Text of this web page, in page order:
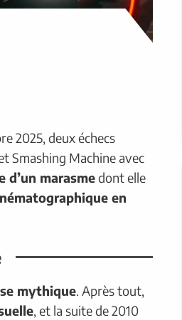
2025, deux échecs
Smashing Machine avec
d’un marasmedont elle
en
mythique. Après tout,
, et la suite de 2010